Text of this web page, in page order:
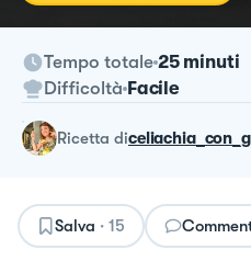
Tempo totale 25 minuti
Difficoltà Facile
ricetta di
Salva · 15